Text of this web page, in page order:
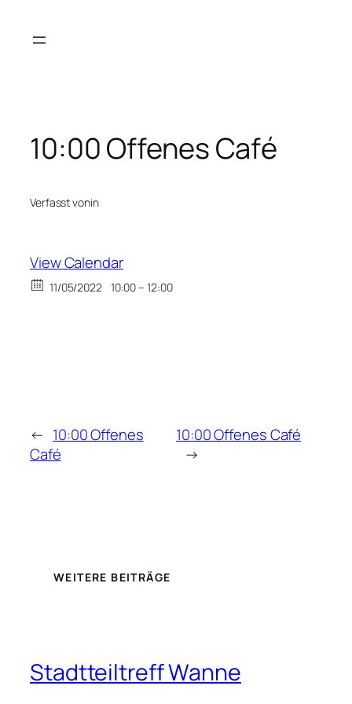
Inhalt
10:00 Offenes Café
Verfasst vonin
View Calendar
11/05/2022 10:00 – 12:00
← 10:00 Offenes
Café
10:00 Offenes Café
→
WEITERE BEITRÄGE
Stadtteiltreff Wanne